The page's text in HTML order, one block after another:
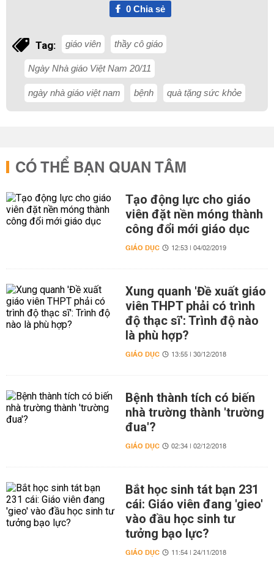
0Chia sẻ
Tag: giáo viên thầy cô giáo
Ngày Nhà giáo Việt Nam 20/11
ngày nhà giáo việt nam bệnh quà tặng sức khỏe
CÓ THỂ BẠN QUAN TÂM
Tạo động lực cho giáo
viên đặt nền móng thành
công đổi mới giáo dục
GIÁO DỤC 12:53 | 04/02/2019
Xung quanh 'Đề xuất giáo
viên THPT phải có trình
độ thạc sĩ': Trình độ nào
là phù hợp?
GIÁO DỤC 13:55 | 30/12/2018
Bệnh thành tích có biến
nhà trường thành 'trường
đua'?
GIÁO DỤC 02:34 | 02/12/2018
Bắt học sinh tát bạn 231
cái: Giáo viên đang 'gieo'
vào đầu học sinh tư
tưởng bạo lực?
GIÁO DỤC 11:54 | 24/11/2018